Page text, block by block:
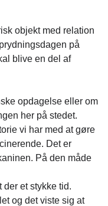
objekt med relation
på
blive en del af
opdagelse eller om
her på stedet.
vi har med at gøre
Det er
På den måde
et stykke tid.
og det viste sig at